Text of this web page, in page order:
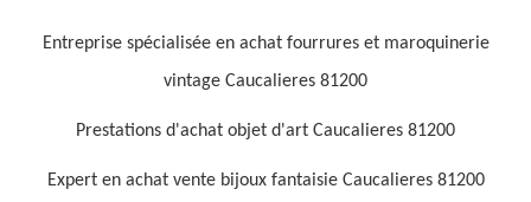
Entreprise spécialisée en achat fourrures et maroquinerie
vintage Caucalieres 81200
Prestations d'achat objet d'art Caucalieres 81200
Expert en achat vente bijoux fantaisie Caucalieres 81200